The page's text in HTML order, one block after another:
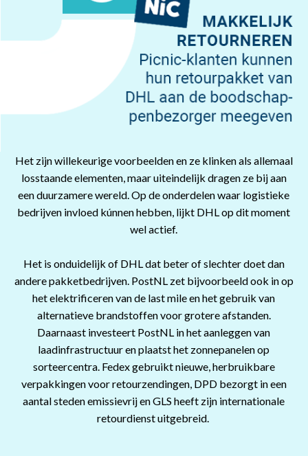
Het zijn willekeurige voorbeelden en ze klinken als allemaal
losstaande elementen, maar uiteindelijk dragen ze bij aan
een duurzamere wereld. Op de onderdelen waar logistieke
bedrijven invloed kúnnen hebben, lijkt DHL op dit moment
wel actief.
Het is onduidelijk of DHL dat beter of slechter doet dan
andere pakketbedrijven. PostNL zet bijvoorbeeld ook in op
het elektrificeren van de last mile en het gebruik van
alternatieve brandstoffen voor grotere afstanden.
Daarnaast investeert PostNL in het aanleggen van
laadinfrastructuur en plaatst het zonnepanelen op
sorteercentra. Fedex gebruikt nieuwe, herbruikbare
verpakkingen voor retourzendingen, DPD bezorgt in een
aantal steden emissievrij en GLS heeft zijn internationale
retourdienst uitgebreid.